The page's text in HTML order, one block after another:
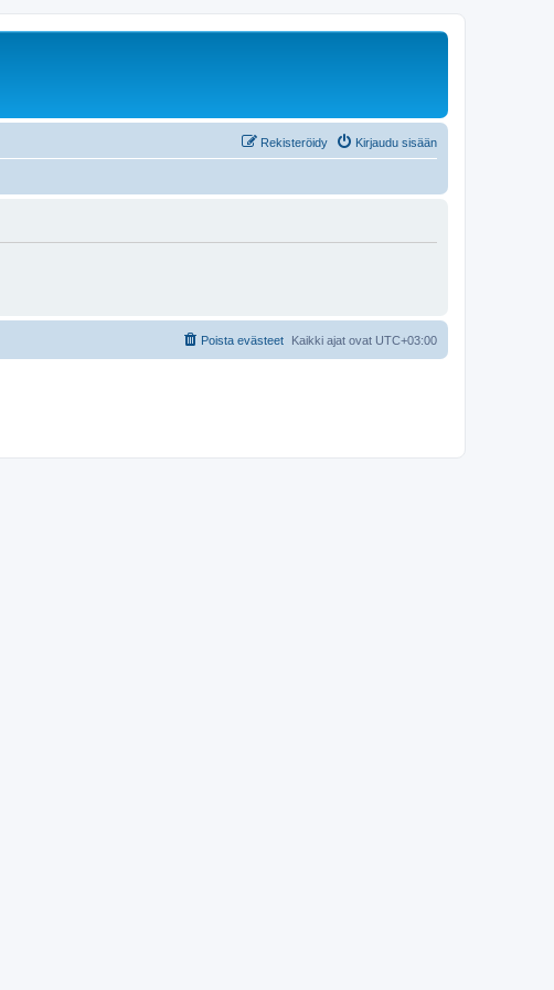
Kirjaudu sisään
Rekisteröidy
Kaikki ajat ovat UTC+03:00
Poista evästeet